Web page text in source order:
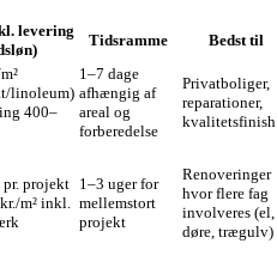
levering
Tidsramme
Bedst til
linoleum)
400–
1–7 dage
afhængig af
areal og
forberedelse
Privatboliger,
reparationer,
kvalitetsfinish
pr. projekt
m² inkl.
1–3 uger for
mellemstort
projekt
Renoveringer
hvor flere fag
involveres (el,
døre, trægulv)